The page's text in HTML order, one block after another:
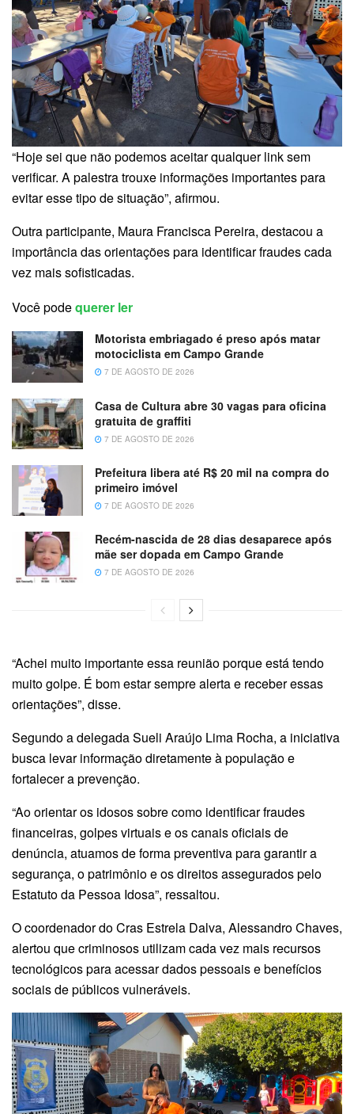
“Hoje sei que não podemos aceitar qualquer link sem
verificar. A palestra trouxe informações importantes para
evitar esse tipo de situação”, afirmou.
Outra participante, Maura Francisca Pereira, destacou a
importância das orientações para identificar fraudes cada
vez mais sofisticadas.
Você podequerer ler
Motorista embriagado é preso após matar
motociclista em Campo Grande
7 DE AGOSTO DE 2026
Casa de Cultura abre 30 vagas para oficina
gratuita de graffiti
7 DE AGOSTO DE 2026
Prefeitura libera até R$ 20 mil na compra do
primeiro imóvel
7 DE AGOSTO DE 2026
Recém-nascida de 28 dias desaparece após
mãe ser dopada em Campo Grande
7 DE AGOSTO DE 2026
“Achei muito importante essa reunião porque está tendo
muito golpe. É bom estar sempre alerta e receber essas
orientações”, disse.
Segundo a delegada Sueli Araújo Lima Rocha, a iniciativa
busca levar informação diretamente à população e
fortalecer a prevenção.
“Ao orientar os idosos sobre como identificar fraudes
financeiras, golpes virtuais e os canais oficiais de
denúncia, atuamos de forma preventiva para garantir a
segurança, o patrimônio e os direitos assegurados pelo
Estatuto da Pessoa Idosa”, ressaltou.
O coordenador do Cras Estrela Dalva, Alessandro Chaves,
alertou que criminosos utilizam cada vez mais recursos
tecnológicos para acessar dados pessoais e benefícios
sociais de públicos vulneráveis.